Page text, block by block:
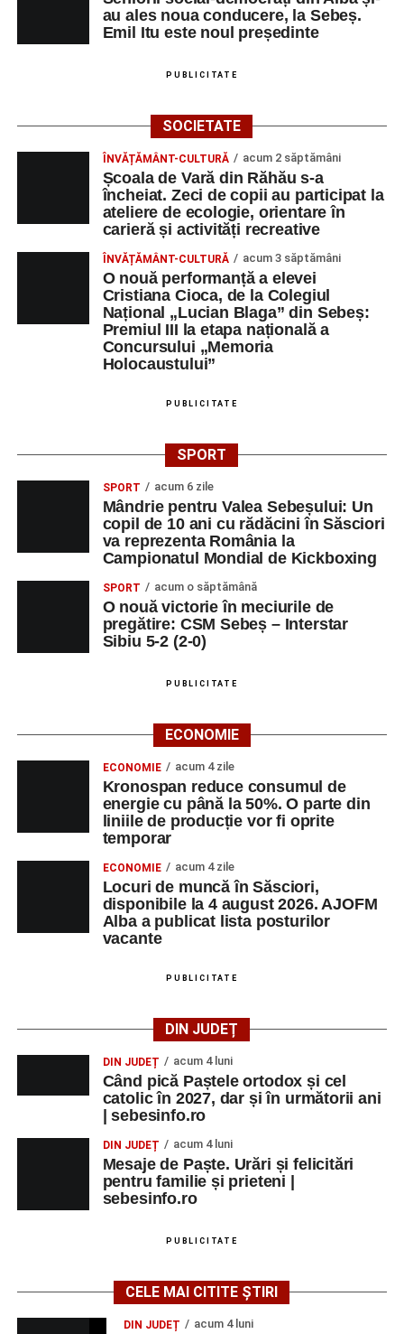
au ales noua conducere, la Sebeș.
Emil Itu este noul președinte
PUBLICITATE
SOCIETATE
ÎNVĂȚĂMÂNT-CULTURĂ acum 2 săptămâni
Școala de Vară din Răhău s-a
încheiat. Zeci de copii au participat la
ateliere de ecologie, orientare în
carieră și activități recreative
ÎNVĂȚĂMÂNT-CULTURĂ acum 3 săptămâni
O nouă performanță a elevei
Cristiana Cioca, de la Colegiul
Național „Lucian Blaga” din Sebeș:
Premiul III la etapa națională a
Concursului „Memoria
Holocaustului”
PUBLICITATE
SPORT
SPORT acum 6 zile
Mândrie pentru Valea Sebeșului: Un
copil de 10 ani cu rădăcini în Săsciori
va reprezenta România la
Campionatul Mondial de Kickboxing
SPORT acum o săptămână
O nouă victorie în meciurile de
pregătire: CSM Sebeș – Interstar
Sibiu 5-2 (2-0)
PUBLICITATE
ECONOMIE
ECONOMIE acum 4 zile
Kronospan reduce consumul de
energie cu până la 50%. O parte din
liniile de producție vor fi oprite
temporar
ECONOMIE acum 4 zile
Locuri de muncă în Săsciori,
disponibile la 4 august 2026. AJOFM
Alba a publicat lista posturilor
vacante
PUBLICITATE
DIN JUDEȚ
DIN JUDEȚ acum 4 luni
Când pică Paștele ortodox și cel
catolic în 2027, dar și în următorii ani
| sebesinfo.ro
DIN JUDEȚ acum 4 luni
Mesaje de Paște. Urări și felicitări
pentru familie și prieteni |
sebesinfo.ro
PUBLICITATE
CELE MAI CITITE ȘTIRI
DIN JUDEȚ acum 4 luni